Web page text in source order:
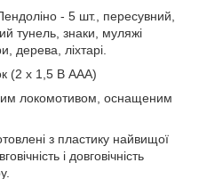
- 5 шт., пересувний,
тунель, знаки, муляжі
дерева, ліхтарі.
(2 x 1,5 В AAA)
локомотивом, оснащеним
з пластику найвищої
і довговічність